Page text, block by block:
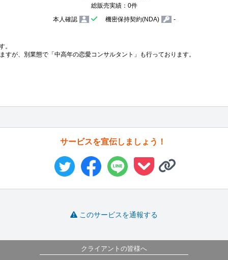
総販売実績：0件
本人確認
機密保持契約(NDA) -
。
すが、別業態で「中高年の恋愛コンサルタント」も行っております。
サービスを宣伝しましょう！
このサービスを通報する
クライアントの皆様へ